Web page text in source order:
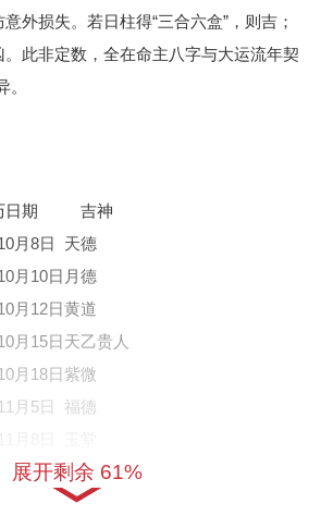
外损失。若日柱得“三合六盒”，则吉；
。此非定数，全在命主八字与大运流年契
日期
吉神
月8日
天德
月10日 月德
月12日黄道
月15日 天乙贵人
月18日紫微
月5日
福德
月12日金匮
天赦
展开剩余 61%